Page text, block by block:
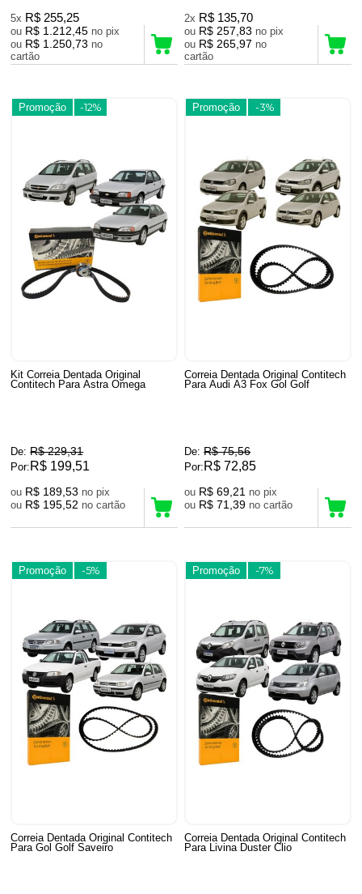
5x R$ 255,25
ou R$ 1.212,45
no pix
ou R$ 1.250,73 no
cartão
2x R$ 135,70
ou R$ 257,83
no pix
ou R$ 265,97 no
cartão
Promoção -12%
Kit Correia Dentada Original
Contitech Para Astra Omega
De: R$ 229,31
Por: R$ 199,51
ou R$ 189,53
no pix
ou R$ 195,52 no cartão
Promoção -3%
Correia Dentada Original Contitech
Para Audi A3 Fox Gol Golf
De: R$ 75,56
Por: R$ 72,85
ou R$ 69,21
no pix
ou R$ 71,39 no cartão
Promoção -5%
Correia Dentada Original Contitech
Para Gol Golf Saveiro
Promoção -7%
Correia Dentada Original Contitech
Para Livina Duster Clio